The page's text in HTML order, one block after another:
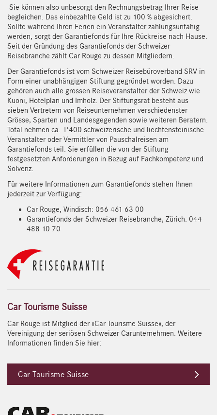
Sie können also unbesorgt den Rechnungsbetrag Ihrer Reise
begleichen. Das einbezahlte Geld ist zu 100 % abgesichert.
Sollte während Ihren Ferien ein Veranstalter zahlungsunfähig
werden, sorgt der Garantiefonds für Ihre Rückreise nach Hause.
Seit der Gründung des Garantiefonds der Schweizer
Reisebranche zählt Car Rouge zu dessen Mitgliedern.
Der Garantiefonds ist vom Schweizer Reisebüroverband SRV in
Form einer unabhängigen Stiftung gegründet worden. Dazu
gehören auch alle grossen Reiseveranstalter der Schweiz wie
Kuoni, Hotelplan und Imholz. Der Stiftungsrat besteht aus
sieben Vertretern von Reiseunternehmen verschiedenster
Grösse, Sparten und Landesgegenden sowie weiteren Beratern.
Total nehmen ca. 1‘400 schweizerische und liechtensteinische
Veranstalter oder Vermittler von Pauschalreisen am
Garantiefonds teil. Sie erfüllen die von der Stiftung
festgesetzten Anforderungen in Bezug auf Fachkompetenz und
Solvenz.
Für weitere Informationen zum Garantiefonds stehen Ihnen
jederzeit zur Verfügung:
Car Rouge, Windisch: 056 461 63 00
Garantiefonds der Schweizer Reisebranche, Zürich: 044
488 10 70
Car Tourisme Suisse
Car Rouge ist Mitglied der «Car Tourisme Suisse», der
Vereinigung der seriösen Schweizer Carunternehmen. Weitere
Informationen finden Sie hier:
Car Tourisme Suisse